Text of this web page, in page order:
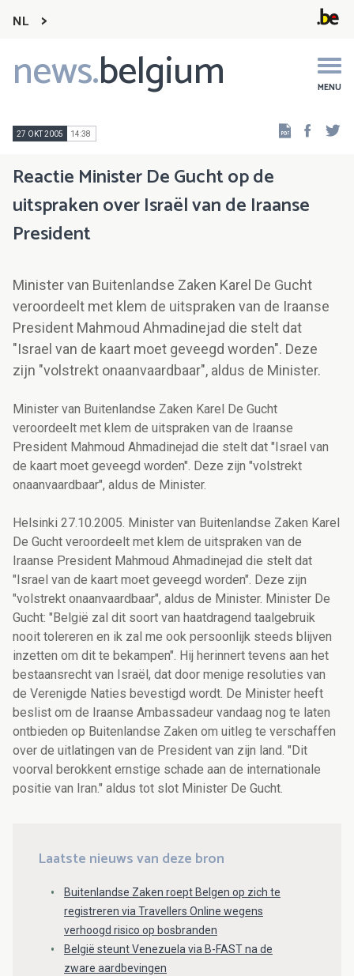
NL
news.belgium MENU
Main
navigation
27 OKT 2005 14:38
Reactie Minister De Gucht op de
uitspraken over Israël van de Iraanse
President
Minister van Buitenlandse Zaken Karel De Gucht
veroordeelt met klem de uitspraken van de Iraanse
President Mahmoud Ahmadinejad die stelt dat
"Israel van de kaart moet geveegd worden". Deze
zijn "volstrekt onaanvaardbaar", aldus de Minister.
Minister van Buitenlandse Zaken Karel De Gucht
veroordeelt met klem de uitspraken van de Iraanse
President Mahmoud Ahmadinejad die stelt dat "Israel van
de kaart moet geveegd worden". Deze zijn "volstrekt
onaanvaardbaar", aldus de Minister.
Helsinki 27.10.2005. Minister van Buitenlandse Zaken Karel
De Gucht veroordeelt met klem de uitspraken van de
Iraanse President Mahmoud Ahmadinejad die stelt dat
"Israel van de kaart moet geveegd worden". Deze zijn
"volstrekt onaanvaardbaar", aldus de Minister. Minister De
Gucht: "België zal dit soort van haatdragend taalgebruik
nooit tolereren en ik zal me ook persoonlijk steeds blijven
inzetten om dit te bekampen". Hij herinnert tevens aan het
bestaansrecht van Israël, dat door menige resoluties van
de Verenigde Naties bevestigd wordt. De Minister heeft
beslist om de Iraanse Ambassadeur vandaag nog te laten
ontbieden op Buitenlandse Zaken om uitleg te verschaffen
over de uitlatingen van de President van zijn land. "Dit
voorval berokkent ernstige schade aan de internationale
positie van Iran." aldus tot slot Minister De Gucht.
Laatste nieuws van deze bron
Buitenlandse Zaken roept Belgen op zich te
registreren via Travellers Online wegens
verhoogd risico op bosbranden
België steunt Venezuela via B-FAST na de
zware aardbevingen